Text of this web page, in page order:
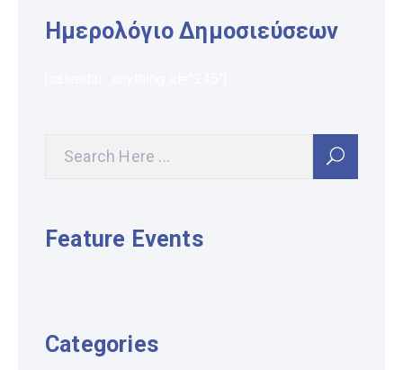
Ημερολόγιο Δημοσιεύσεων
Feature Events
Categories